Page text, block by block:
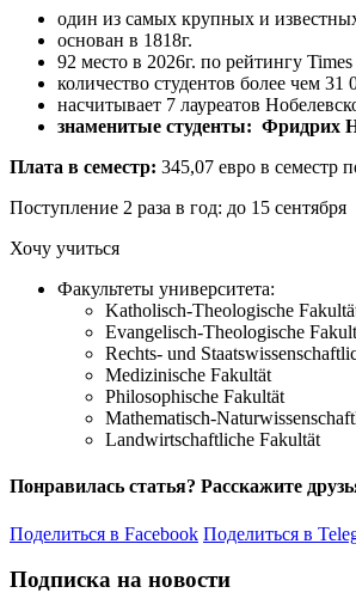
один из самых крупных и
основан в 1818г.
92 место в 2026г. по рейтингу
количество студентов более чем 31
насчитывает 7 лауреатов
знаменитые студенты: Фридрих
Плата в семестр: 345,07 евро в семестр
Поступление 2 раза в год: до 15
Хочу учиться
Факультеты университета:
Katholisch-Theologische
Evangelisch-Theologische
Rechts- und
Medizinische Fakultät
Philosophische Fakultät
Mathematisch-
Landwirtschaftliche Fakultät
Понравилась статья? Расскажите
Поделиться в Facebook Поделиться в
Подписка на новости